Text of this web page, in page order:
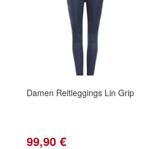
Damen Reitleggings Lin Grip
99,90 €